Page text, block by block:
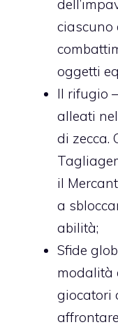
ciascuno
oggetti
Il rifugio
alleati
di zecca.
il
a
abilità;
Sfide
modalità
giocatori